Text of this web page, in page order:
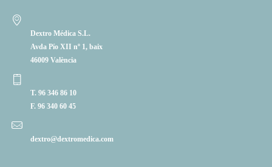
Dextro Médica S.L.
Avda Pío XII nº 1, baix
46009 València
T. 96 346 86 10
F. 96 340 60 45
dextro@dextromedica.com